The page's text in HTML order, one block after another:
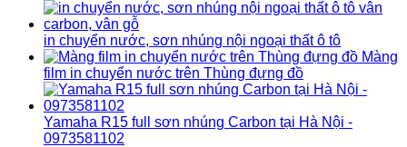
in chuyển nước, sơn nhúng nội ngoại thất ô tô
Màng
film in chuyển nước trên Thùng đựng đồ
Yamaha R15 full sơn nhúng Carbon tại Hà Nội -
0973581102